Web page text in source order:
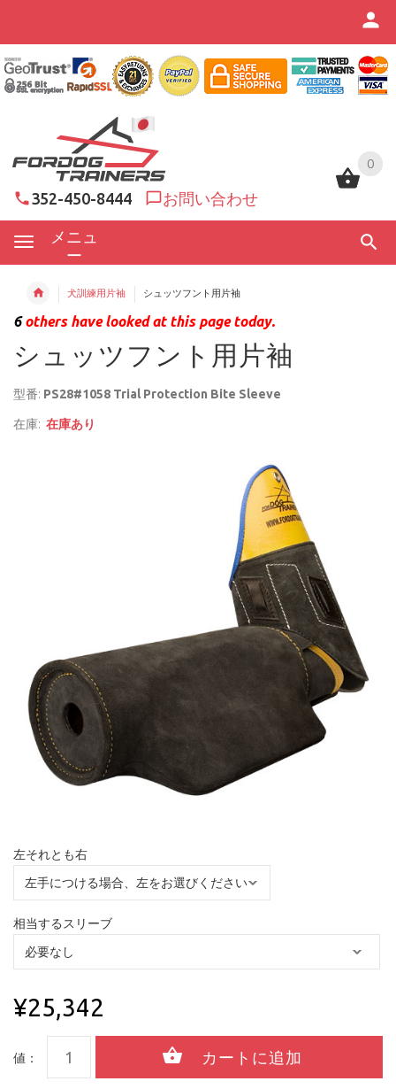
0
352-450-8444 お問い合わせ
メニュ
ー
0
犬訓練用片袖 シュッツフント用片袖
6others have looked at this page today.
シュッツフント用片袖
型番: PS28#1058 Trial Protection Bite Sleeve
在庫: 在庫あり
左それとも右
相当するスリーブ
¥25,342
値：